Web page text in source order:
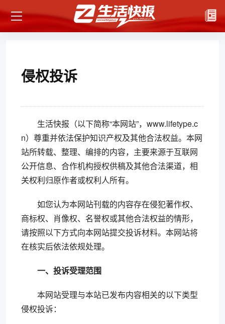
侵权投诉
生活快报（以下简称“本网站”，www.lifetype.c
n）尊重并依法保护知识产权及其他合法权益。本网
站所转载、整理、编排的内容，主要来源于互联网
公开信息、合作机构授权供稿及其他合法渠道，相
关权利归原作者或权利人所有。
如您认为本网站刊载的内容存在侵犯著作权、
商标权、肖像权、名誉权或其他合法权益的情形，
请按照以下方式向本网站提交投诉材料。本网站将
在核实后依法依规处理。
一、投诉受理范围
本网站受理与本站已发布内容相关的以下类型
侵权投诉：